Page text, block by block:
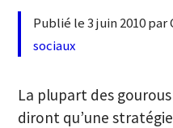
Publié le 3 juin 2010 par
sociaux
La plupart des
diront qu’une